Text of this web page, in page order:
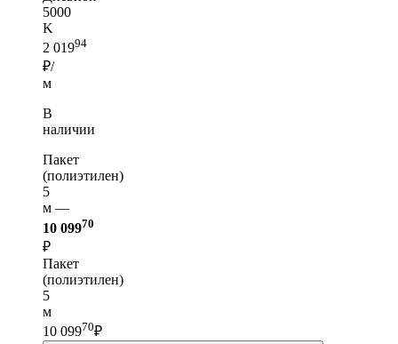
5000
K
2 01994
₽/
м
В
наличии
Пакет
(полиэтилен)
5
м —
10 09970
₽
Пакет
(полиэтилен)
5
м
10 09970₽